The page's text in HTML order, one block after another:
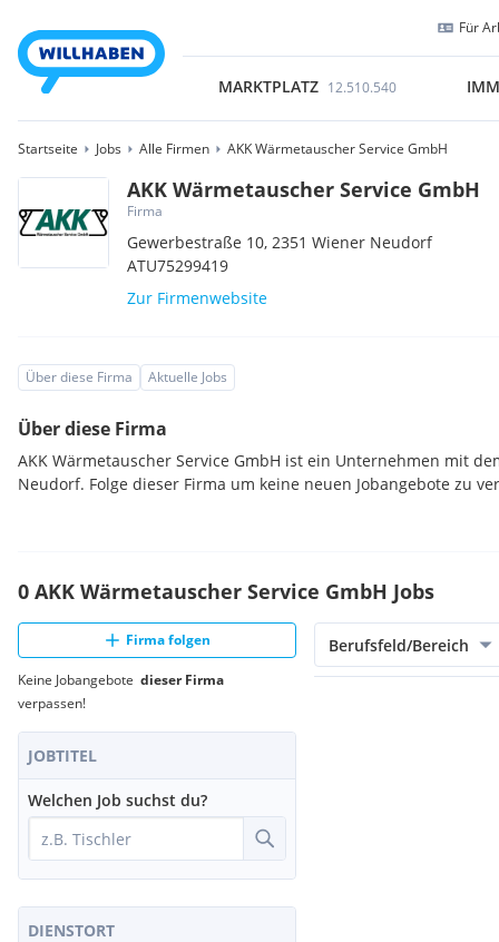
Für
MARKTPLATZ 12.510.540
Startseite Jobs Alle Firmen AKK Wärmetauscher Service GmbH
AKK Wärmetauscher Service GmbH
Firma
Gewerbestraße 10,2351Wiener Neudorf
ATU75299419
Zur Firmenwebsite
Über diese Firma Aktuelle Jobs
Über diese Firma
AKK Wärmetauscher Service GmbH ist ein Unternehmen mit
Neudorf. Folge dieser Firma um keine neuen Jobangebote zu
0 AKK Wärmetauscher Service GmbH Jobs
Firma folgen
Keine Jobangebote dieser Firma
verpassen!
JOBTITEL
Welchen Job suchst du?
DIENSTORT
Berufsfeld/Bereich